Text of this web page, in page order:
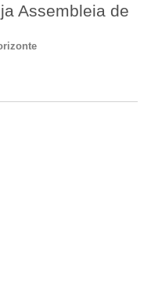
Assembleia de